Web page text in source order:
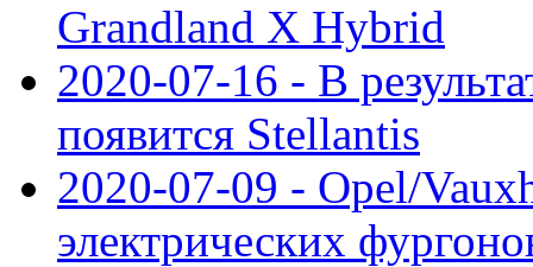
Grandland X Hybrid
2020-07-16 - В
появится Stellantis
2020-07-09 - Opel/
электрических